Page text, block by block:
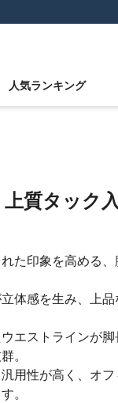
人気ランキング
質タック
た印象を高める
体感を生み、上品
エストラインが
。
用性が高く、オ
。